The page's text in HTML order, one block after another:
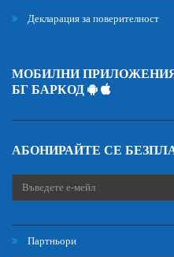
Декларация за поверителност
МОБИЛНИ
БГ БАРКОД
АБОНИРАЙТЕ СЕ
Партньори